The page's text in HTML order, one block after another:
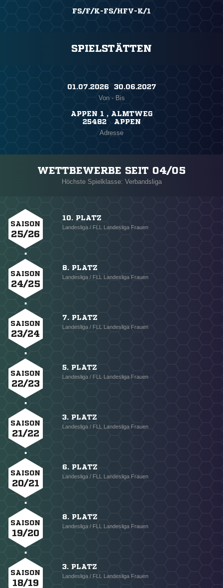
FS/F/K-FS/HFV-K/1
SPIELSTÄTTEN
01.07.2026 ​ 30.06.2027
Von - Bis
APPEN 1 , ALMTWEG
25482 APPEN
Adresse
WETTBEWERBE SEIT 04/05
Höchste Spielklasse: Verbandsliga
SAISON
25/26
10. PLATZ
Landesliga / FLL Landesliga Frauen
SAISON
24/25
8. PLATZ
Landesliga / FLL Landesliga Frauen
SAISON
23/24
7. PLATZ
Landesliga / FLL Landesliga Frauen
SAISON
22/23
5. PLATZ
Landesliga / FLL Landesliga Frauen
SAISON
21/22
3. PLATZ
Landesliga / FLL Landesliga Frauen
SAISON
20/21
6. PLATZ
Landesliga / FLL Landesliga Frauen
SAISON
19/20
8. PLATZ
Landesliga / FLL Landesliga Frauen
SAISON
18/19
3. PLATZ
Landesliga / FLL Landesliga Frauen